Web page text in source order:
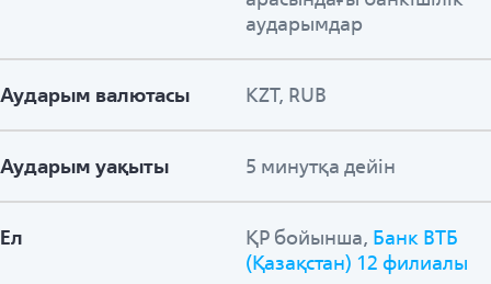
Аударым валютасы
Аударым уақыты
Ел
аударымдар
KZT, RUB
5 минутқа дейін
ҚР бойынша, Банк ВТБ
(Қазақстан) 12 филиалы